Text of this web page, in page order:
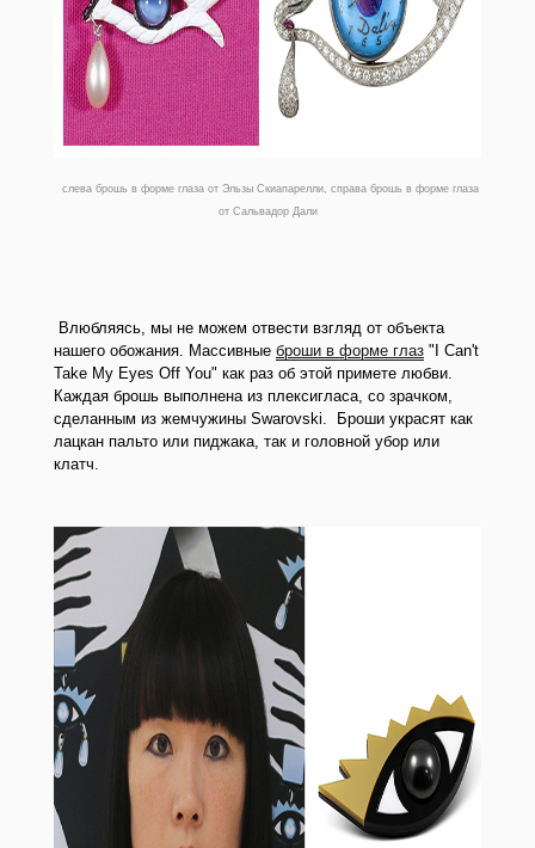
слева брошь в форме глаза от Эльзы Скиапарелли, справа брошь в форме глаза
от Сальвадор Дали
Влюбляясь, мы не можем отвести взгляд от объекта
нашего обожания. Массивные броши в форме глаз "I Can't
Take My Eyes Off You" как раз об этой примете любви.
Каждая брошь выполнена из плексигласа, со зрачком,
сделанным из жемчужины Swarovski. Броши украсят как
лацкан пальто или пиджака, так и головной убор или
клатч.